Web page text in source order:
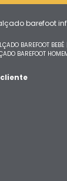
barefoot
BAREFOOT BEBÉ
BAREFOOT